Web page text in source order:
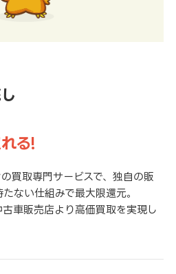
る!
買取専門サービスで、独自の販
ない仕組みで最大限還元。
車販売店より高価買取を実現し